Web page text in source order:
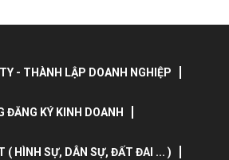
- THÀNH LẬP DOANH NGHIỆP
ĐĂNG KÝ KINH DOANH
( HÌNH SỰ, DÂN SỰ, ĐẤT ĐAI ... )